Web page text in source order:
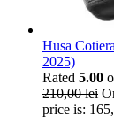
Husa
2025)
Rated 5.00
210,00lei
price is: